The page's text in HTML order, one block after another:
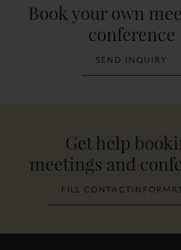
Book your own
conference
SEND INQUIRY
Get help
meetings and
FILL